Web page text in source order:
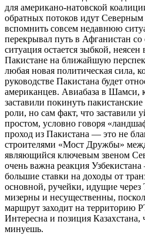
для американо-натовской
обратных потоков идут
вспомнить совсем недавнюю
перекрывал путь в Афганистан
ситуация остается зыбкой,
Пакистане на ближайшую
любая новая политическая сила,
руководстве Пакистана будет
американцев. Авиабаза в Шамси,
заставили покинуть
роли, но сам факт, что
простом, условно говоря
проход из Пакистана — это не
строителями «Мост Дружбы»
являющийся ключевым звеном
очень важна реакция
большие ставки на доходы от
основной, ручейки, идущие
мизерны и несущественны,
маршрут заходит на территорию
Интересна и позиция
минуешь.